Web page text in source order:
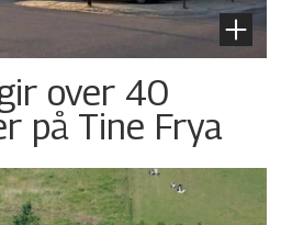
over 40
på Tine Frya